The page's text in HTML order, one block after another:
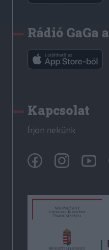
Rádió GaGa
Kapcsolat
Írjon nekünk